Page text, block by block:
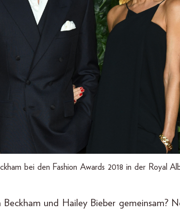
bei den Fashion Awards 2018 in der Royal
und Hailey Bieber gemeinsam?